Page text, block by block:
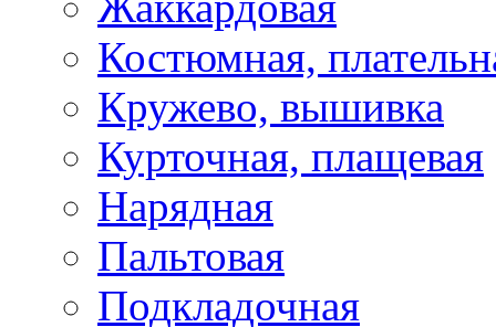
Костюмная,
Кружево, вышивка
Курточная, плащевая
Нарядная
Пальтовая
Подкладочная